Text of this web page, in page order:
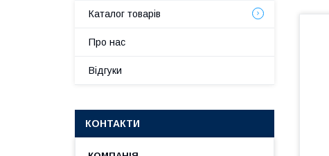
Каталог товарів
Про нас
Відгуки
КОНТАКТИ